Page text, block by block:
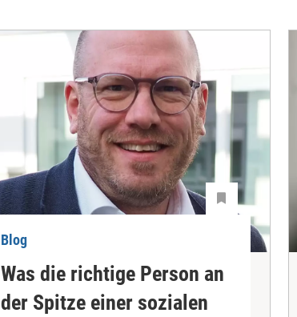
Blog
Was die richtige Person an
der Spitze einer sozialen